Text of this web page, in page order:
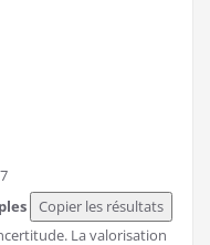
Copier les résultats
La valorisation